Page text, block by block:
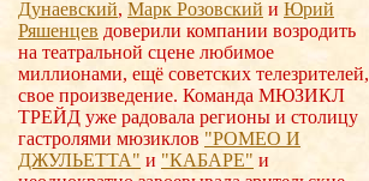
Дунаевский, Марк Розовский и Юрий
Ряшенцев доверили компании возродить
на театральной сцене любимое
миллионами, ещё советских телезрителей,
свое произведение. Команда МЮЗИКЛ
ТРЕЙД уже радовала регионы и столицу
гастролями мюзиклов "РОМЕО И
ДЖУЛЬЕТТА" и "КАБАРЕ" и